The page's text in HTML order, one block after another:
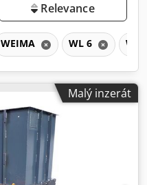
Relevance
WEIMA WL 6 WL
Malý inzerát